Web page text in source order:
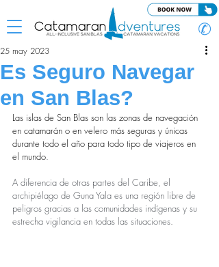
✆
Es Seguro Navegar
en San Blas?
25 may 2023
Las islas de San Blas son las zonas de navegación
en catamarán o en velero más seguras y únicas
durante todo el año para todo tipo de viajeros en
el mundo.
A diferencia de otras partes del Caribe, el
archipiélago de Guna Yala es una región libre de
peligros gracias a las comunidades indígenas y su
estrecha vigilancia en todas las situaciones.